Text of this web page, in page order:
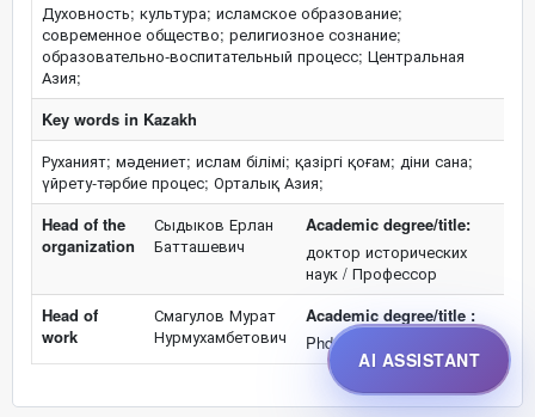
Духовность; культура; исламское образование;
современное общество; религиозное сознание;
образовательно-воспитательный процесс; Центральная
Азия;
Key words in Kazakh
Руханият; мәдениет; ислам білімі; қазіргі қоғам; діни сана;
үйрету-тәрбие процес; Орталық Азия;
Head of the
organization
Сыдыков Ерлан
Батташевич
Academic degree/title:
доктор исторических
наук / Профессор
Head of
work
Смагулов Мурат
Нурмухамбетович
Academic degree/title :
Phd / нет
AI ASSISTANT